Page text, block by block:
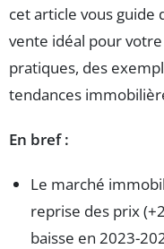
cet article vous guide
vente idéal pour
pratiques, des
tendances
En bref :
Le marché
reprise des prix
baisse en 2023-